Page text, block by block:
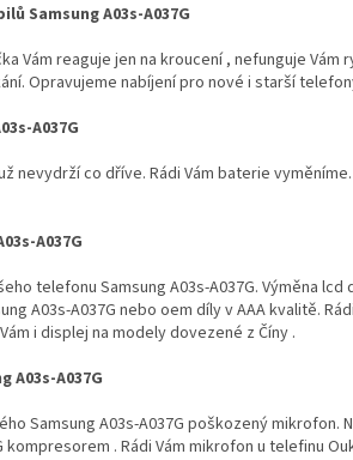
á
d
a
r
ý
p
i
Samsung A03s-A037G
Vám reaguje jen na kroucení , nefunguje Vám
Opravujeme nabíjení pro nové i starší
A037G
nevydrží co dříve. Rádi Vám baterie
A037G
telefonu Samsung A03s-A037G. Výměna lcd
A03s-A037G nebo oem díly v AAA kvalitě.
i displej na modely dovezené z Číny .
A037G
Samsung A03s-A037G poškozený
kompresorem . Rádi Vám mikrofon u telefinu